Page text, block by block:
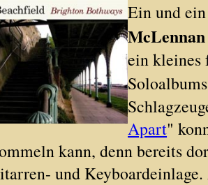
Ein und
McLennan
ein kleines
Apart"
kann, denn bereits
und